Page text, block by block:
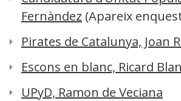
Fernàndez (Apareix
Pirates de Catalunya, Joan
Escons en blanc, Ricard
UPyD, Ramon de Veciana